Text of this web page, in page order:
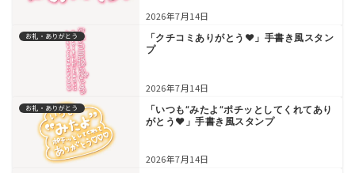
2026年7月14日
お礼・ありがとう
「クチコミありがとう♥」手書き風スタン
プ
2026年7月14日
お礼・ありがとう
「いつも”みたよ”ポチッとしてくれてあり
がとう♥」手書き風スタンプ
2026年7月14日